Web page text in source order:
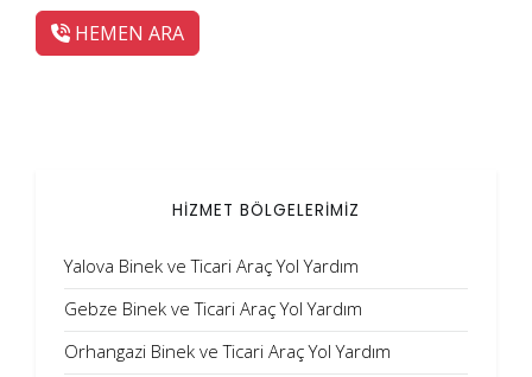
HEMEN ARA
HİZMET BÖLGELERİMİZ
Yalova Binek ve Ticari Araç Yol Yardım
Gebze Binek ve Ticari Araç Yol Yardım
Orhangazi Binek ve Ticari Araç Yol Yardım